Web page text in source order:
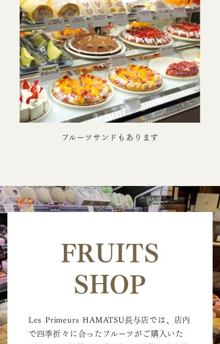
フルーツサンドもあります
FRUITS
SHOP
Les Primeurs HAMATSU長与店では、店内
で四季折々に合ったフルーツがご購入いた